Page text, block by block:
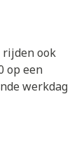
rijden ook
op een
werkdag